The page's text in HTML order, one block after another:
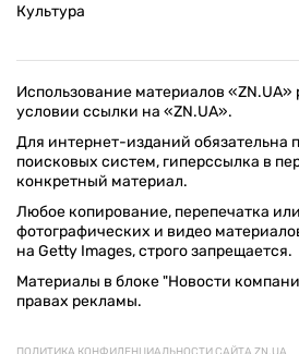
Культура
Использование материалов «ZN.UA»
условии ссылки на «ZN.UA».
Для интернет-изданий обязательна
поисковых систем, гиперссылка в
конкретный материал.
Любое копирование, перепечатка
фотографических и видео
на Getty Images, строго запрещается.
Материалы в блоке "Новости
правах рекламы.
ПОЛИТИКА КОНФИДЕНЦИАЛЬНОСТИ САЙТА ZN.UA